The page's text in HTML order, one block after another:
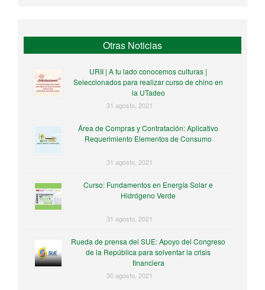
Otras Noticias
URII | A tu lado conocemos culturas |
Seleccionados para realizar curso de chino en
la UTadeo
31 agosto, 2021
Área de Compras y Contratación: Aplicativo
Requerimiento Elementos de Consumo
31 agosto, 2021
Curso: Fundamentos en Energía Solar e
Hidrógeno Verde
31 agosto, 2021
Rueda de prensa del SUE: Apoyo del Congreso
de la República para solventar la crisis
financiera
30 agosto, 2021